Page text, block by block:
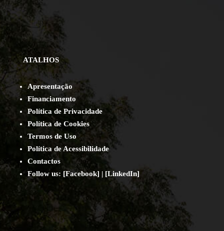
ATALHOS
Apresentação
Financiamento
Política de Privacidade
Política de Cookies
Termos de Uso
Política de Acessibilidade
Contactos
Follow us: [Facebook] | [LinkedIn]